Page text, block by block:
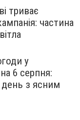
триває
частина
у
6 серпня:
з ясним